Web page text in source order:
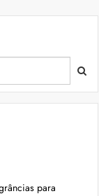
para